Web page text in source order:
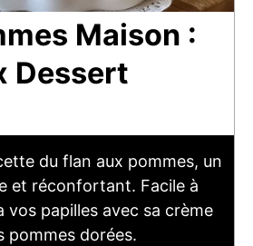
Maison :
Dessert
du flan aux pommes, un
et réconfortant. Facile à
vos papilles avec sa crème
pommes dorées.